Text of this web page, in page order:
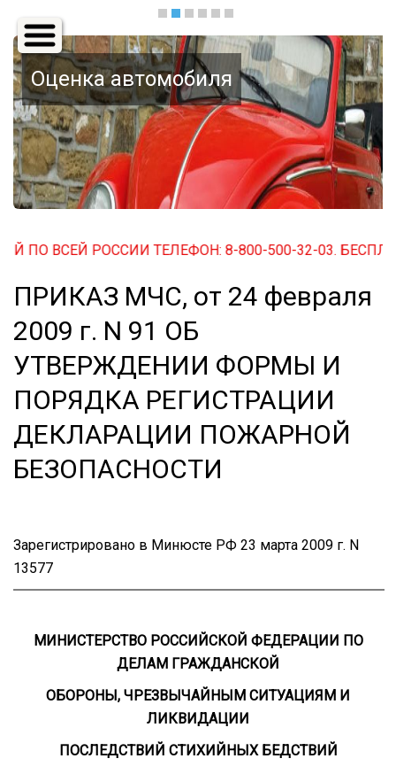
Основная
навигация
Оценка автомобиля
РОССИИ ТЕЛЕФОН: 8-800-500-32-03. БЕСПЛАТНЫЙ
ПРИКАЗ МЧС, от 24 февраля
2009 г. N 91 ОБ
УТВЕРЖДЕНИИ ФОРМЫ И
ПОРЯДКА РЕГИСТРАЦИИ
ДЕКЛАРАЦИИ ПОЖАРНОЙ
БЕЗОПАСНОСТИ
Зарегистрировано в Минюсте РФ 23 марта 2009 г. N
13577
МИНИСТЕРСТВО РОССИЙСКОЙ ФЕДЕРАЦИИ ПО
ДЕЛАМ ГРАЖДАНСКОЙ
ОБОРОНЫ, ЧРЕЗВЫЧАЙНЫМ СИТУАЦИЯМ И
ЛИКВИДАЦИИ
ПОСЛЕДСТВИЙ СТИХИЙНЫХ БЕДСТВИЙ